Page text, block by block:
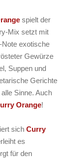
spielt der
Mix setzt mit
Note exotische
Gewürze
Suppen und
Gerichte
Sinne. Auch
Orange!
sich Curry
es
für den